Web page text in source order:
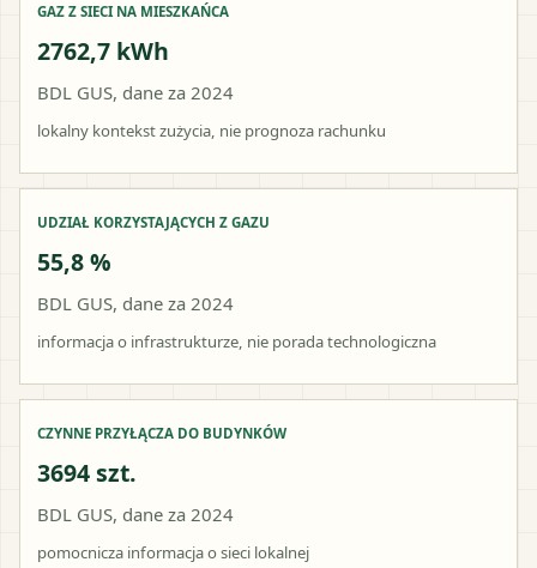
GAZ Z SIECI NA MIESZKAŃCA
2762,7 kWh
BDL GUS, dane za 2024
lokalny kontekst zużycia, nie prognoza rachunku
UDZIAŁ KORZYSTAJĄCYCH Z GAZU
55,8 %
BDL GUS, dane za 2024
informacja o infrastrukturze, nie porada technologiczna
CZYNNE PRZYŁĄCZA DO BUDYNKÓW
3694 szt.
BDL GUS, dane za 2024
pomocnicza informacja o sieci lokalnej